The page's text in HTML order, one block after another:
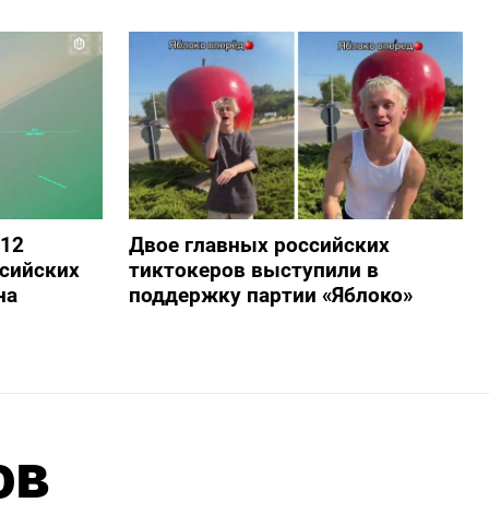
Двое главных российских
тиктокеров выступили в
поддержку партии «Яблоко»